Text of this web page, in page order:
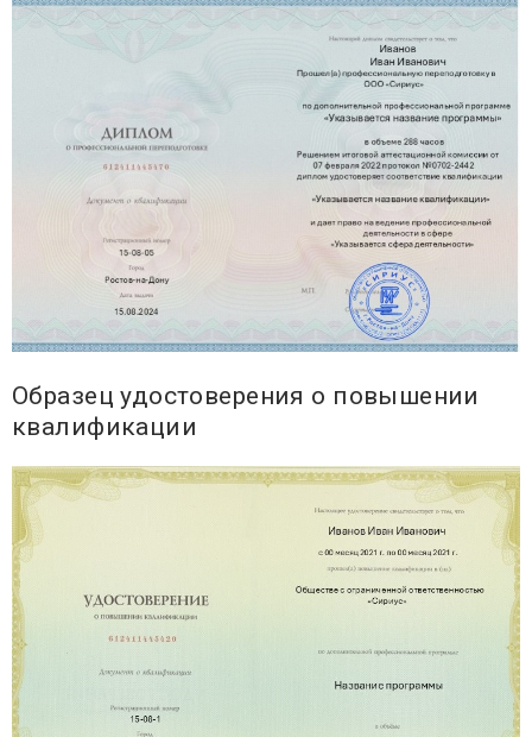
Образец удостоверения о повышении
квалификации